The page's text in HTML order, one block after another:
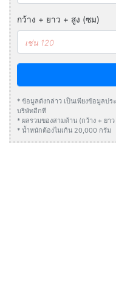
กว้าง + ยาว + สูง (ซม)
* ข้อมูลดังกล่าว เป็นเพียงข้อมูลป
บริษัทอีกที
* ผลรวมของสามด้าน (กว้าง + ยา
* น้ำหนักต้องไมเกิน 20,000 กรัม